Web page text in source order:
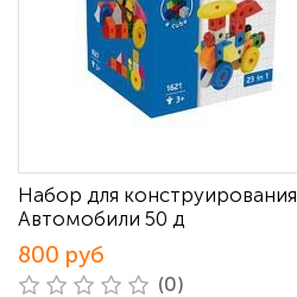
Набор для конструирования
Автомобили 50 д
800 руб
(0)